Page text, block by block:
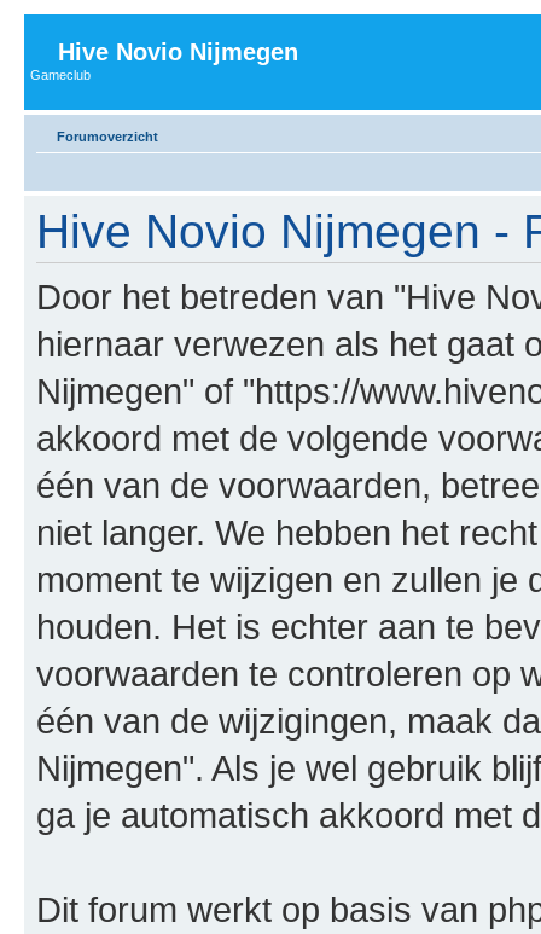
Hive Novio Nijmegen
Gameclub
Forumoverzicht
Hive Novio Nijmegen -
Door het betreden van "Hive
hiernaar verwezen als het gaat
Nijmegen" of "https://
akkoord met de volgende
één van de voorwaarden,
niet langer. We hebben het
moment te wijzigen en zullen je
houden. Het is echter aan te
voorwaarden te controleren op
één van de wijzigingen, maak
Nijmegen". Als je wel gebruik
ga je automatisch akkoord met
Dit forum werkt op basis van